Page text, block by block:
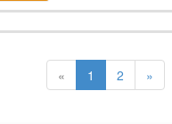
« 1 2 »